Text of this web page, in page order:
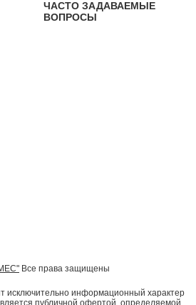
ЧАСТО ЗАДАВАЕМЫЕ
ВОПРОСЫ
Все права защищены
исключительно информационный характер
публичной офертой, определяемой